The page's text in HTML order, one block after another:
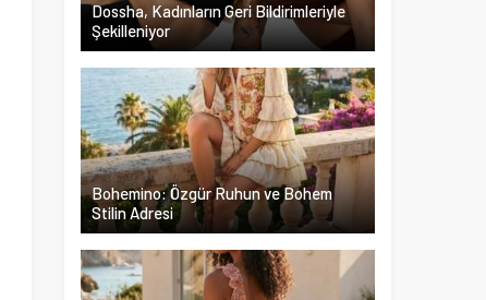
Dossha, Kadınların Geri Bildirimleriyle
Şekilleniyor
Bohemino: Özgür Ruhun ve Bohem
Stilin Adresi